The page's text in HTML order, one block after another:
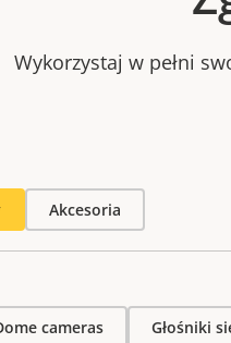
Wykorzystaj w pełni
Akcesoria
cameras Głośniki